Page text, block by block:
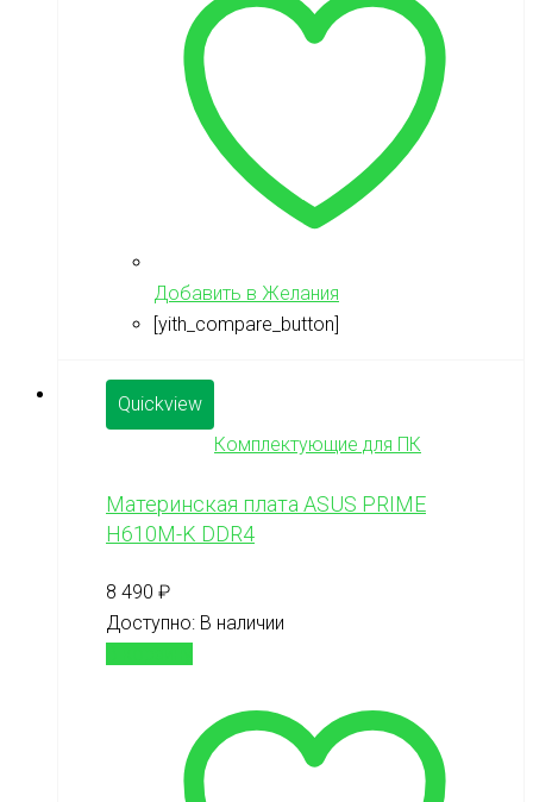
Добавить в Желания
[yith_compare_button]
Quickview
Комплектующие для ПК
Материнская плата ASUS PRIME
H610M-K DDR4
8 490 ₽
Доступно: В наличии